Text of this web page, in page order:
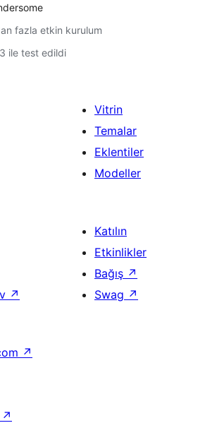
fazla etkin kurulum
ile test edildi
Vitrin
Temalar
Eklentiler
Modeller
↗
Katılın
Etkinlikler
Bağış ↗
Swag ↗
↗
↗